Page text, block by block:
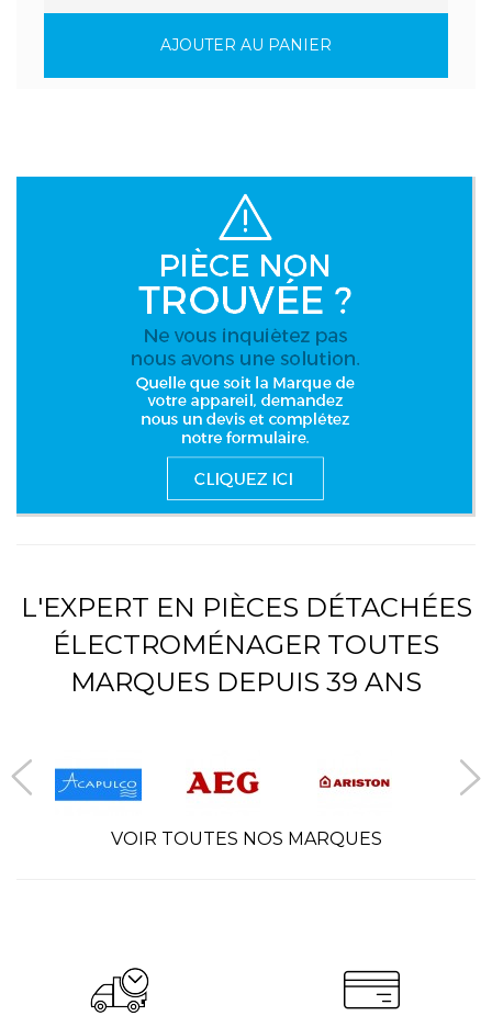
AJOUTER AU PANIER
L'EXPERT EN PIÈCES DÉTACHÉES
ÉLECTROMÉNAGER TOUTES
MARQUES DEPUIS 39 ANS
VOIR TOUTES NOS MARQUES